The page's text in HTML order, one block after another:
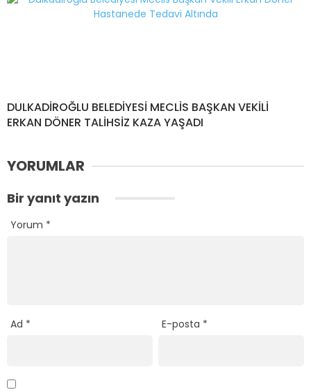
DULKADİROĞLU BELEDİYESİ MECLİS BAŞKAN VEKİLİ
ERKAN DÖNER TALİHSİZ KAZA YAŞADI
YORUMLAR
Bir yanıt yazın
Yorum *
Ad * E-posta *